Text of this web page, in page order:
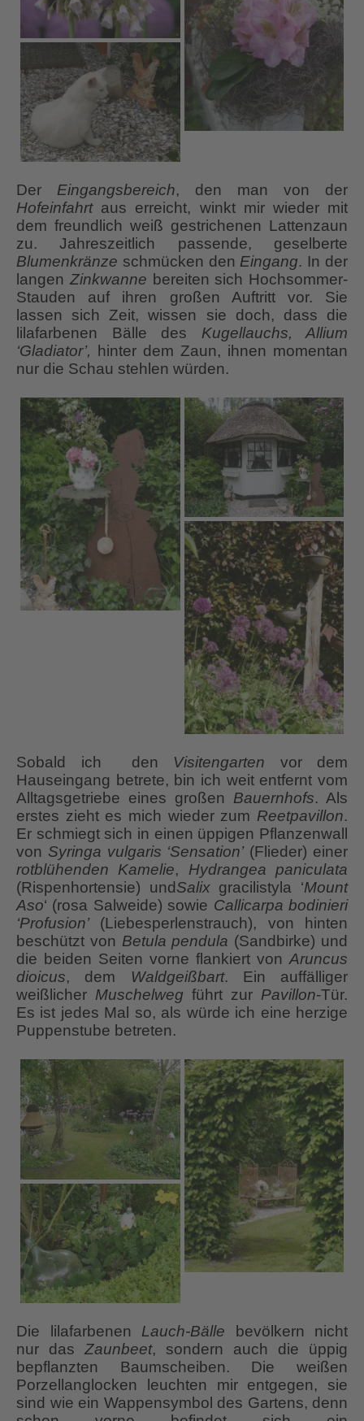
Der Eingangsbereich, den man von der
Hofeinfahrtaus erreicht, winkt mir wieder mit
dem freundlich weiß gestrichenen Lattenzaun
zu. Jahreszeitlich passende, geselberte
Blumenkränze schmücken den Eingang. In der
langen Zinkwanne bereiten sich Hochsommer-
Stauden auf ihren großen Auftritt vor. Sie
lassen sich Zeit, wissen sie doch, dass die
lilafarbenen Bälle des Kugellauchs, Allium
‘Gladiator’,
hinter dem Zaun, ihnen momentan
nur die Schau stehlen würden.
Sobald ich den Visitengarten vor dem
Hauseingang betrete, bin ich weit entfernt vom
Alltagsgetriebe eines großen Bauernhofs. Als
erstes zieht es mich wieder zum Reetpavillon.
Er schmiegt sich in einen üppigen Pflanzenwall
von Syringa vulgaris ‘Sensation’(Flieder) einer
rotblühenden Kamelie, Hydrangea paniculata
(Rispenhortensie) undSalixgracilistyla ‘Mount
Aso‘ (rosa Salweide) sowie Callicarpa bodinieri
‘Profusion’(Liebesperlenstrauch), von hinten
beschützt von Betula pendula (Sandbirke) und
die beiden Seiten vorne flankiert vonAruncus
dioicus, dem Waldgeißbart. Ein auffälliger
weißlicher Muschelweg führt zur Pavillon-Tür.
Es ist jedes Mal so, als würde ich eine herzige
Puppenstube betreten.
Die lilafarbenen Lauch-Bälle bevölkern nicht
nur das Zaunbeet, sondern auch die üppig
bepflanzten Baumscheiben. Die weißen
Porzellanglocken leuchten mir entgegen, sie
sind wie ein Wappensymbol des Gartens, denn